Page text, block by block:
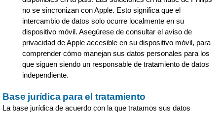
no se sincronizan con Apple. Esto significa que el
intercambio de datos solo ocurre localmente en su
dispositivo móvil. Asegúrese de consultar el aviso de
privacidad de Apple accesible en su dispositivo móvil, para
comprender cómo manejan sus datos personales para los
que siguen siendo un responsable de tratamiento de datos
independiente.
Base jurídica para el tratamiento
La base jurídica de acuerdo con la que tratamos sus datos